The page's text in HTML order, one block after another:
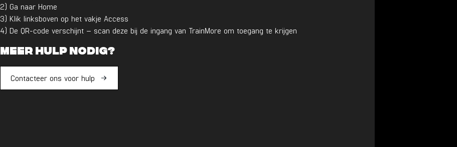
2) Ga naar Home
3) Klik linksboven op het vakje Access
4) De QR-code verschijnt – scan deze bij de ingang van TrainMore om toegang te krijgen
Meer hulp nodig?
Contacteer ons voor hulp